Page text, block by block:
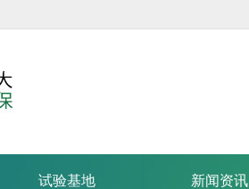
试验基地 新闻资讯